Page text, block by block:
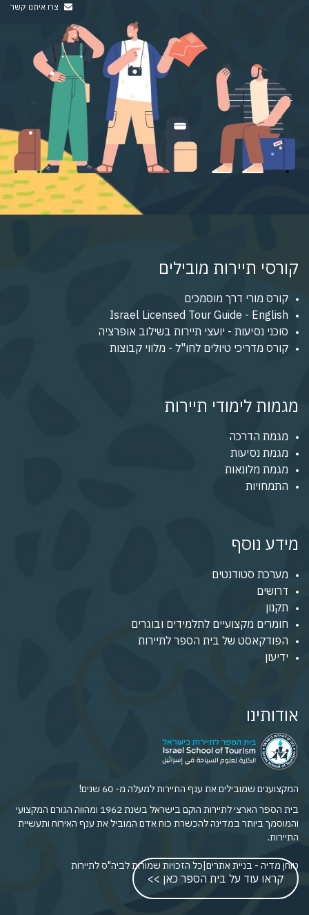
צרו איתנו קשר
קורסי תיירות מובילים
קורס מורי דרך מוסמכים
Israel Licensed Tour Guide - English
סוכני נסיעות - יועצי תיירות בשילוב אופרציה
קורס מדריכי טיולים לחו"ל - מלווי קבוצות
מגמות לימודי תיירות
מגמת הדרכה
מגמת נסיעות
מגמת מלונאות
התמחויות
מידע נוסף
מערכת סטודנטים
דרושים
תקנון
חומרים מקצועיים לתלמידים ובוגרים
הפודקאסט של בית הספר לתיירות
ידיעון
אודותינו
המקצוענים שמובילים את ענף התיירות למעלה מ- 60 שנים!
בית הספר הארצי לתיירות הוקם בישראל בשנת 1962 ומהווה הגורם המקצועי
והמוסמך ביותר במדינה להכשרת כוח אדם המוביל את ענף האירוח ותעשיית
התיירות.
קראו עוד על בית הספר כאן >>
כל הזכויות שמורות לביה"ס לתיירות|טוחן מדיה - בניית אתרים